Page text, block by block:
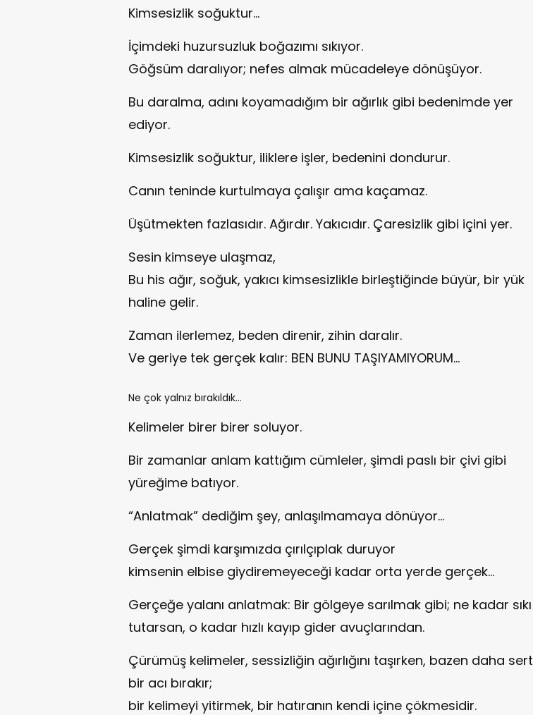
Kimsesizlik soğuktur…
İçimdeki huzursuzluk boğazımı sıkıyor.
Göğsüm daralıyor; nefes almak mücadeleye dönüşüyor.
Bu daralma, adını koyamadığım bir ağırlık gibi bedenimde yer
ediyor.
Kimsesizlik soğuktur, iliklere işler, bedenini dondurur.
Canın teninde kurtulmaya çalışır ama kaçamaz.
Üşütmekten fazlasıdır. Ağırdır. Yakıcıdır. Çaresizlik gibi içini yer.
Sesin kimseye ulaşmaz,
Bu his ağır, soğuk, yakıcı kimsesizlikle birleştiğinde büyür, bir yük
haline gelir.
Zaman ilerlemez, beden direnir, zihin daralır.
Ve geriye tek gerçek kalır: BEN BUNU TAŞIYAMIYORUM…
Ne çok yalnız bırakıldık…
Kelimeler birer birer soluyor.
Bir zamanlar anlam kattığım cümleler, şimdi paslı bir çivi gibi
yüreğime batıyor.
“Anlatmak” dediğim şey, anlaşılmamaya dönüyor…
Gerçek şimdi karşımızda çırılçıplak duruyor
kimsenin elbise giydiremeyeceği kadar orta yerde gerçek…
Gerçeğe yalanı anlatmak: Bir gölgeye sarılmak gibi; ne kadar sıkı
tutarsan, o kadar hızlı kayıp gider avuçlarından.
Çürümüş kelimeler, sessizliğin ağırlığını taşırken, bazen daha sert
bir acı bırakır;
bir kelimeyi yitirmek, bir hatıranın kendi içine çökmesidir.